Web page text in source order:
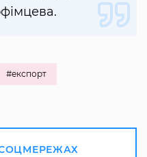
#експорт